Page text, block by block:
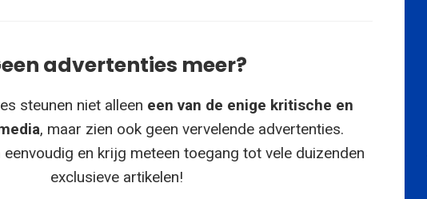
advertenties meer?
steunen niet alleen een van de enige kritische en
, maar zien ook geen vervelende advertenties.
en krijg meteen toegang tot vele duizenden
exclusieve artikelen!